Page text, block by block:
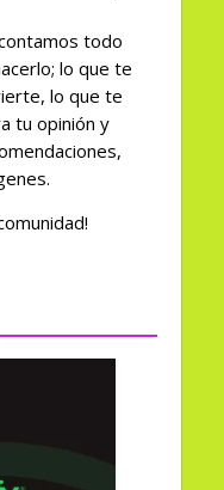
todo
lo que te
lo que te
tu opinión y